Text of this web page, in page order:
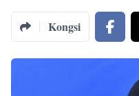
Kongsi